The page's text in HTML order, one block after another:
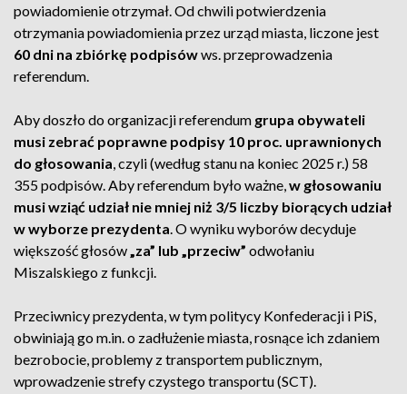
powiadomienie otrzymał. Od chwili potwierdzenia
otrzymania powiadomienia przez urząd miasta, liczone jest
60 dni na zbiórkę podpisówws. przeprowadzenia
referendum.
Aby doszło do organizacji referendum grupa obywateli
musi zebrać poprawne podpisy 10 proc. uprawnionych
do głosowania, czyli (według stanu na koniec 2025 r.) 58
355 podpisów. Aby referendum było ważne,w głosowaniu
musi wziąć udział nie mniej niż 3/5 liczby biorących udział
w wyborze prezydenta. O wyniku wyborów decyduje
większość głosów„za” lub „przeciw” odwołaniu
Miszalskiego z funkcji.
Przeciwnicy prezydenta, w tym politycy Konfederacji i PiS,
obwiniają go m.in. o zadłużenie miasta, rosnące ich zdaniem
bezrobocie, problemy z transportem publicznym,
wprowadzenie strefy czystego transportu (SCT).